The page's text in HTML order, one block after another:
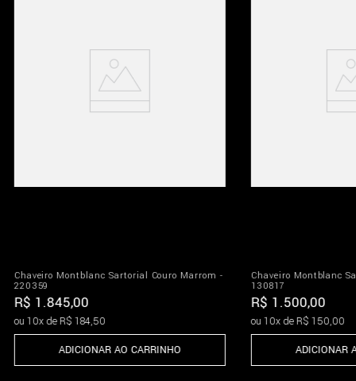
Chaveiro Montblanc Sartorial Couro Marrom -
220359
R$ 1.845,00
ou 10x deR$ 184,50
ADICIONAR AO CARRINHO
Chaveiro Montblanc
130817
R$ 1.500,00
ou 10x deR$ 150,00
ADICIONAR